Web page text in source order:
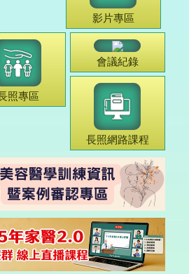
影片專區
會議紀錄
照專區
長照網路課程